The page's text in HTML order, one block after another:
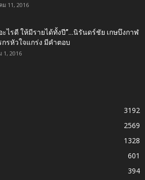
ม 11, 2016
ะไรดี ให้มีรายได้ทั้งปี”…นิรันดร์ชัย เกษบึงกาฬ
กรหัวใจแกร่ง มีคำตอบ
1, 2016
3192
2569
1328
601
394